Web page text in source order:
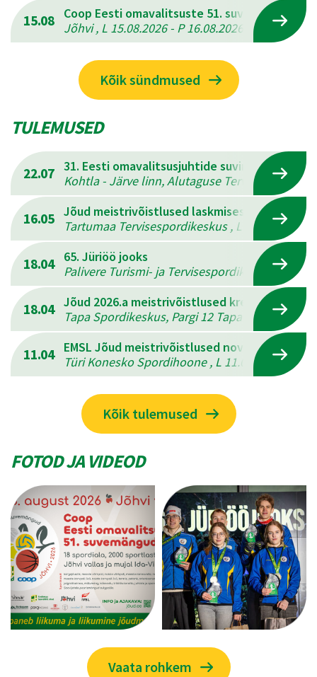
15.08
Coop Eesti omavalitsuste 51. suvemängud
Jõhvi , L 15.08.2026 - P 16.08.2026
Kõik sündmused
TULEMUSED
22.07 31. Eesti omavalitsusjuhtide suvine
Kohtla - Järve linn, Alutaguse
16.05 Jõud meistrivõistlused laskmises
Tartumaa Tervisespordikeskus , L 16.05.2026 -
18.04
65. Jüriöö jooks
Palivere Turismi- ja Tervisespordikeskus , L
18.04 Jõud 2026.a meistrivõistlused kreeka-rooma
Tapa Spordikeskus, Pargi 12 Tapal , L
11.04
EMSL Jõud meistrivõistlused novuses
Türi Konesko Spordihoone , L 11.04.2026 - P
Kõik tulemused
FOTOD JA VIDEOD
Vaata rohkem